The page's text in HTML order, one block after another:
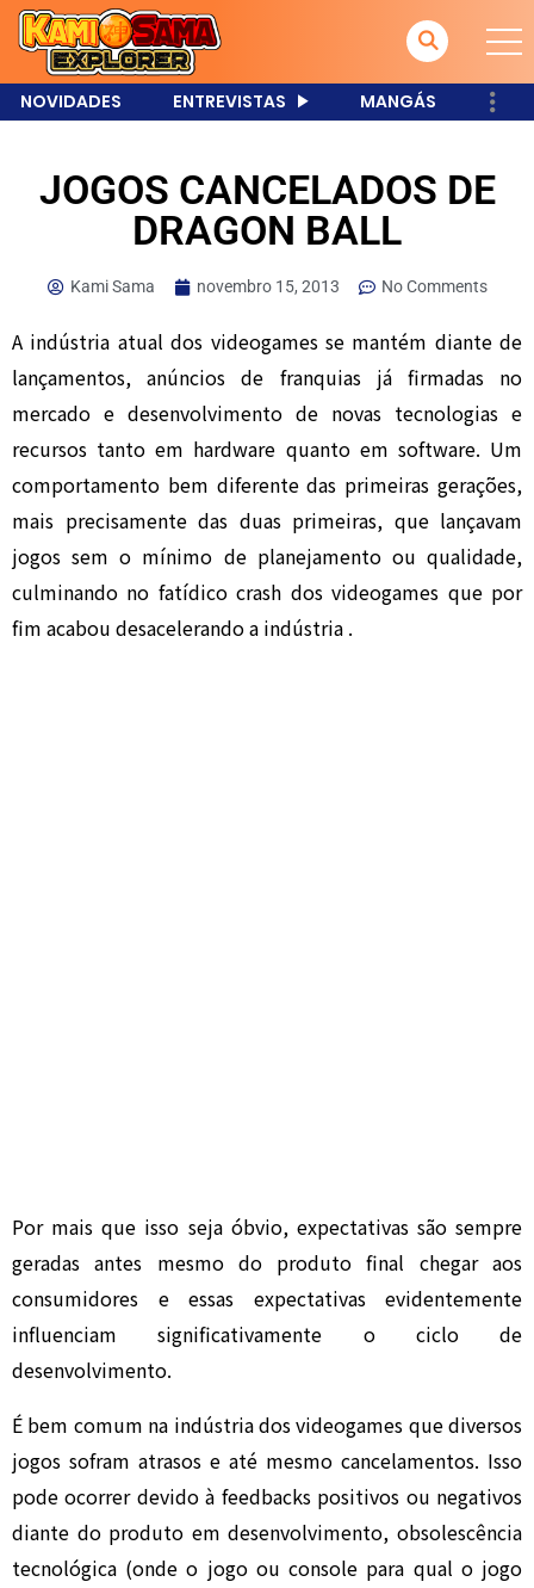
NOVIDADES ENTREVISTAS MANGÁS
JOGOS CANCELADOS DE
DRAGON BALL
Kami Sama novembro 15, 2013 No Comments
A indústria atual dos videogames se mantém diante de
lançamentos, anúncios de franquias já firmadas no
mercado e desenvolvimento de novas tecnologias e
recursos tanto em hardware quanto em software. Um
comportamento bem diferente das primeiras gerações,
mais precisamente das duas primeiras, que lançavam
jogos sem o mínimo de planejamento ou qualidade,
culminando no fatídico crash dos videogames que por
fim acabou desacelerando a indústria .
Por mais que isso seja óbvio, expectativas são sempre
geradas antes mesmo do produto final chegar aos
consumidores e essas expectativas evidentemente
influenciam significativamente o ciclo de
desenvolvimento.
É bem comum na indústria dos videogames que diversos
jogos sofram atrasos e até mesmo cancelamentos. Isso
pode ocorrer devido à feedbacks positivos ou negativos
diante do produto em desenvolvimento, obsolescência
tecnológica (onde o jogo ou console para qual o jogo